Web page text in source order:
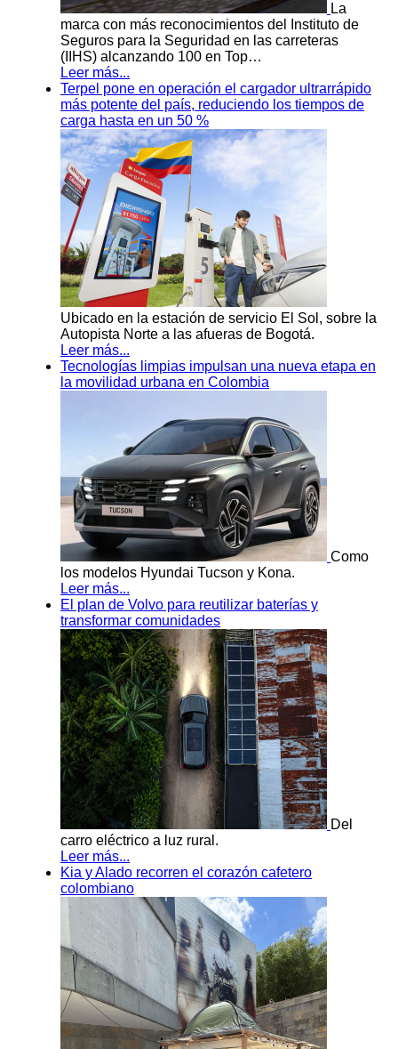
La
marca con más reconocimientos del Instituto de
Seguros para la Seguridad en las carreteras
(IIHS) alcanzando 100 en Top…
Leer más...
Terpel pone en operación el cargador ultrarrápido
más potente del país, reduciendo los tiempos de
carga hasta en un 50 %
Ubicado en la estación de servicio El Sol, sobre la
Autopista Norte a las afueras de Bogotá.
Leer más...
Tecnologías limpias impulsan una nueva etapa en
la movilidad urbana en Colombia
Como
los modelos Hyundai Tucson y Kona.
Leer más...
El plan de Volvo para reutilizar baterías y
transformar comunidades
Del
carro eléctrico a luz rural.
Leer más...
Kia y Alado recorren el corazón cafetero
colombiano